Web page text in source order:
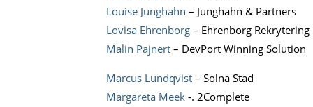
Louise Junghahn – Junghahn & Partners
Lovisa Ehrenborg – Ehrenborg Rekrytering
Malin Pajnert – DevPort Winning Solution
Marcus Lundqvist – Solna Stad
Margareta Meek -. 2Complete